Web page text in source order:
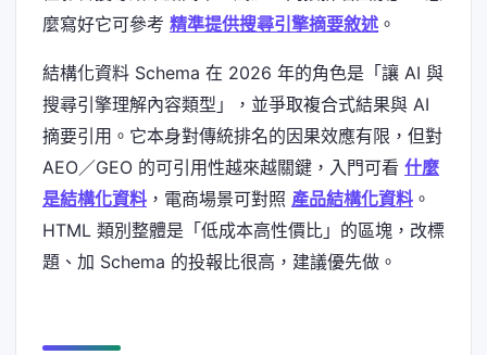
麼寫好它可參考 精準提供搜尋引擎摘要敘述 。
結構化資料 Schema 在 2026 年的角色是「讓 AI 與
搜尋引擎理解內容類型」，並爭取複合式結果與 AI
摘要引用。它本身對傳統排名的因果效應有限，但對
AEO／GEO 的可引用性越來越關鍵，入門可看 什麼
是結構化資料 ，電商場景可對照 產品結構化資料 。
HTML 類別整體是「低成本高性價比」的區塊，改標
題、加 Schema 的投報比很高，建議優先做。